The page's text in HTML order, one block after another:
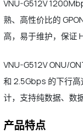
VNU-G512V
熟、高性价比的
高，易于维护，保证
VNU-G512V ONU/
和 2.5Gbps 的下行
计，支持纯数据、数
产品特点